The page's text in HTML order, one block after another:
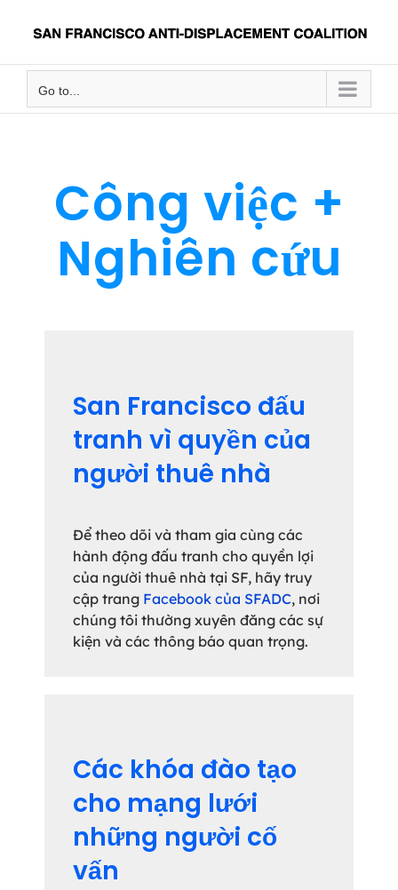
Go to...
Công việc +
Nghiên cứu
San Francisco đấu
tranh vì quyền của
người thuê nhà
Để theo dõi và tham gia cùng các
hành động đấu tranh cho quyền lợi
của người thuê nhà tại SF, hãy truy
cập trang Facebook của SFADC, nơi
chúng tôi thường xuyên đăng các sự
kiện và các thông báo quan trọng.
Các khóa đào tạo
cho mạng lưới
những người cố
vấn